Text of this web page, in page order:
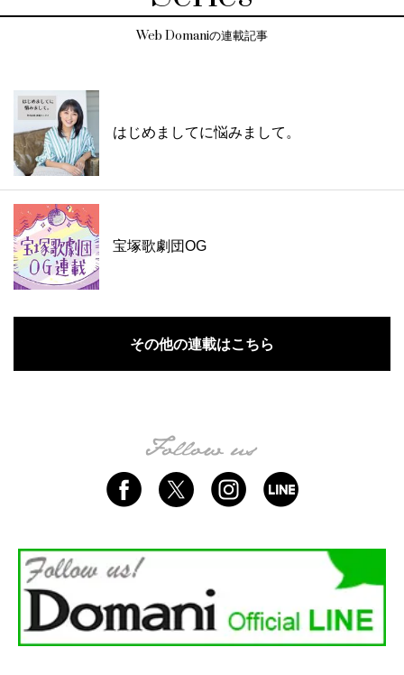
Web Domaniの連載記事
はじめましてに悩みまして。
宝塚歌劇団OG
その他の連載はこちら